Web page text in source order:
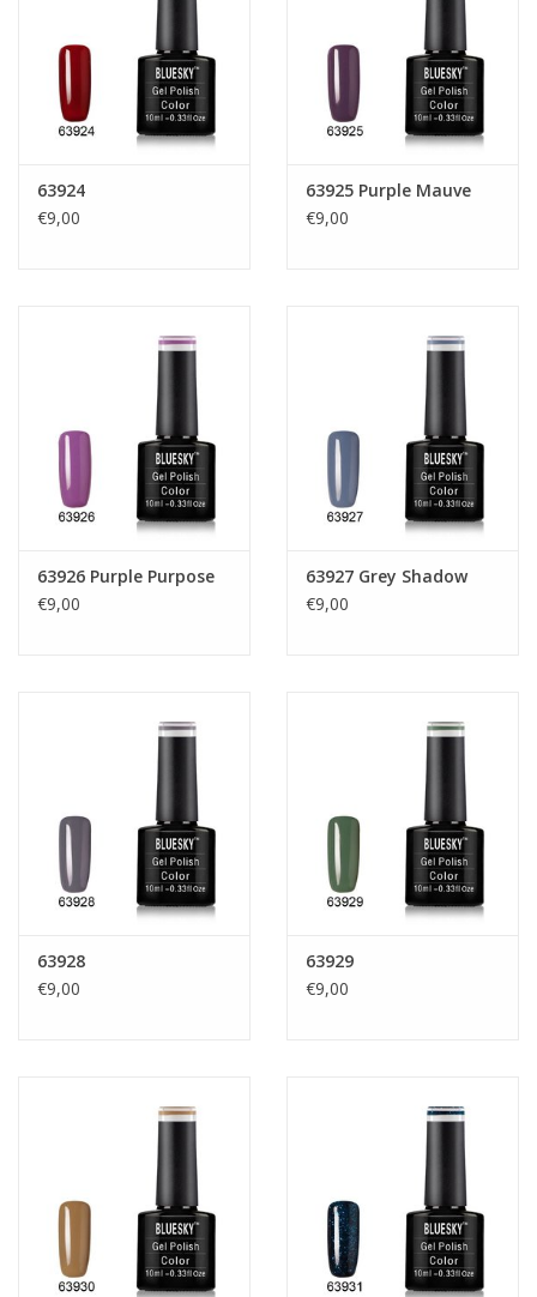
63924
€9,00
63925 Purple Mauve
€9,00
63926 Purple Purpose
€9,00
63927 Grey Shadow
€9,00
63928
€9,00
63929
€9,00